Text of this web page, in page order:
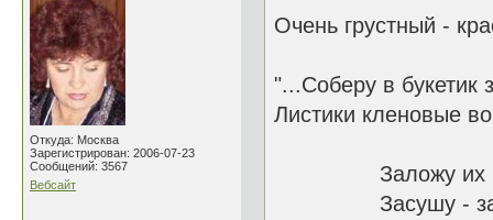
Откуда: Москва
Зарегистрирован: 2006-07-23
Сообщений: 3567
Вебсайт
Очень грустный -
"...Соберу в букетик
Листики кленовые
Заложу их в
Засушу -